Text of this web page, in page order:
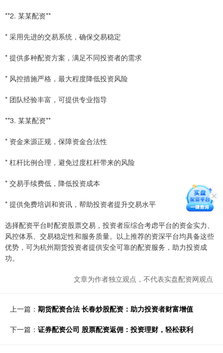
**2. 某某配资**
* 采用先进的交易系统，确保交易稳定
* 提供多种配资方案，满足不同投资者的需求
* 风控措施严格，最大程度降低投资风险
* 团队经验丰富，可提供专业指导
**3. 某某配资**
* 资金来源正规，保障资金合法性
* 杠杆比例合理，避免过度杠杆带来的风险
* 交易手续费低，降低投资成本
* 提供免费培训和资讯，帮助投资者提升交易水平
选择配资平台时配资股票交易，投资者应综合考虑平台的资金实力、
风控体系、交易稳定性和服务质量。以上推荐的资深平台均具备这些
优势，可为杭州期货投资者提供安全可靠的配资服务，助力投资成
功。
文章为作者独立观点，不代表实盘配资网观点
上一篇： 期货配资合法 长春炒股配资：助力投资者财富增值
下一篇： 证券配资公司 股票配资返佣：投资理财，轻松获利